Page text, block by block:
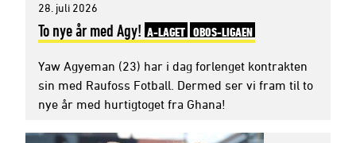
28. juli 2026
To nye år med Agy! A-LAGET OBOS-LIGAEN
Yaw Agyeman (23) har i dag forlenget kontrakten
sin med Raufoss Fotball. Dermed ser vi fram til to
nye år med hurtigtoget fra Ghana!